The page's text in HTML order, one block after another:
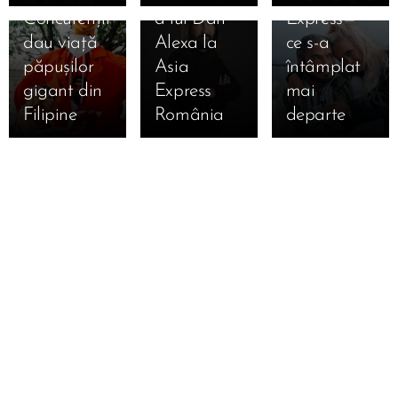
Concurenții
dau viață
păpușilor
gigant din
Filipine
a lui Dan
Alexa la
Asia
Express
România
Express—
ce s-a
întâmplat
mai
departe